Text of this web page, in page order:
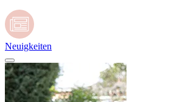
Neuigkeiten